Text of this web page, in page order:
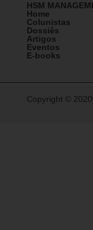
HSM
Home
Colunistas
Dossiês
Artigos
Eventos
E-books
Copyright ©